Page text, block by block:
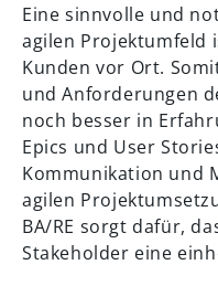
Eine sinnvolle und
agilen Projektumfeld
Kunden vor Ort.
und Anforderungen
noch besser in
Epics und User
Kommunikation und
agilen
BA/RE sorgt dafür,
Stakeholder eine